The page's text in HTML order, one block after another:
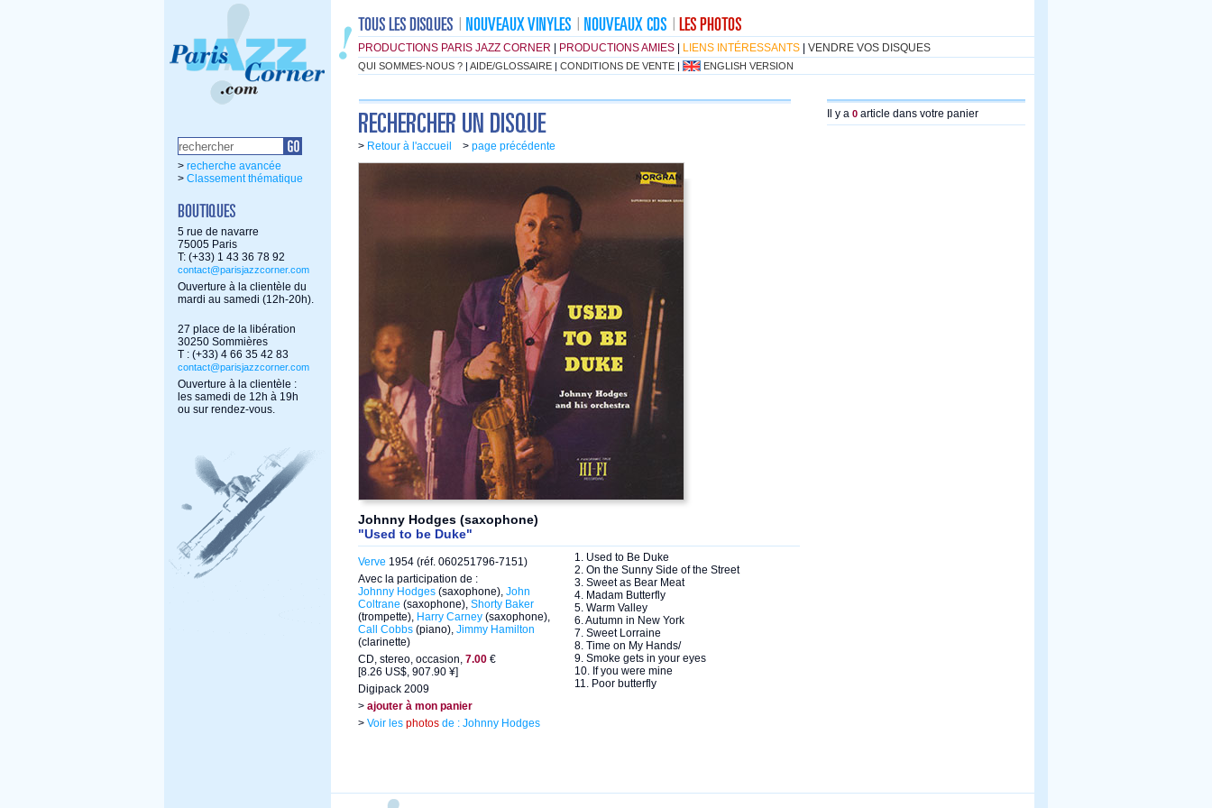
PRODUCTIONS PARIS JAZZ CORNER PRODUCTIONS AMIES LIENS INTÉRESSANTS VENDRE VOS DISQUES
QUI SOMMES-NOUS ? | AIDE/GLOSSAIRE | CONDITIONS DE VENTE | ENGLISH VERSION
> recherche avancée
> Classement thématique
5 rue de navarre
75005 Paris
T: (+33) 1 43 36 78 92
contact@parisjazzcorner.com
Ouverture à la clientèle du
mardi au samedi (12h-20h).
27 place de la libération
30250 Sommières
T : (+33) 4 66 35 42 83
contact@parisjazzcorner.com
Ouverture à la clientèle :
les samedi de 12h à 19h
ou sur rendez-vous.
> Retour à l'accueil > page précédente
Johnny Hodges (saxophone)
"Used to be Duke"
Verve 1954 (réf. 060251796-7151)
Avec la participation de :
Johnny Hodges (saxophone), John
Coltrane (saxophone), Shorty Baker
(trompette), Harry Carney (saxophone),
Call Cobbs (piano), Jimmy Hamilton
(clarinette)
CD, stereo, occasion, 7.00 €
[8.26 US$, 907.90 ¥]
Digipack 2009
> ajouter à mon panier
> Voir les photos de : Johnny Hodges
1. Used to Be Duke
2. On the Sunny Side of the Street
3. Sweet as Bear Meat
4. Madam Butterfly
5. Warm Valley
6. Autumn in New York
7. Sweet Lorraine
8. Time on My Hands/
9. Smoke gets in your eyes
10. If you were mine
11. Poor butterfly
Il y a 0 article dans votre panier